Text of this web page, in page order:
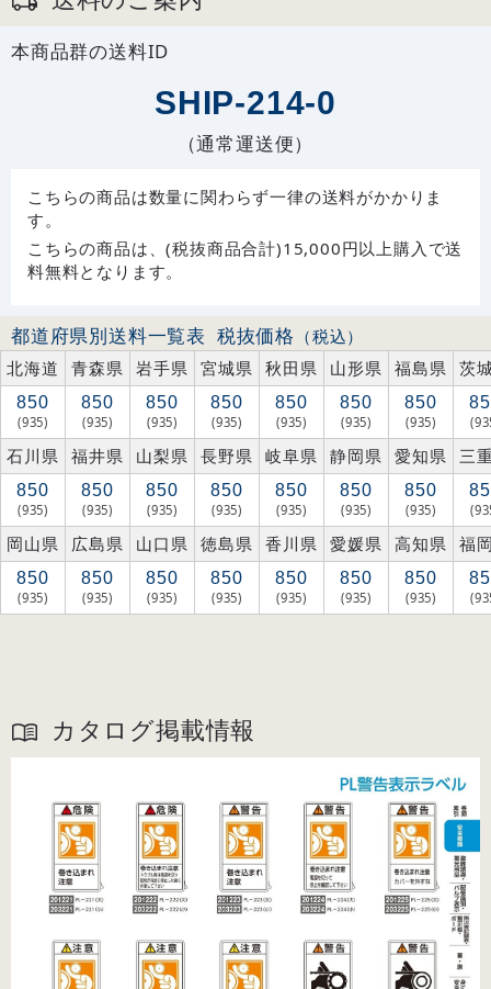
本商品群の送料ID
SHIP-214-0
（通常運送便）
こちらの商品は数量に関わらず一律の送料がかかりま
す。
こちらの商品は、(税抜商品合計)15,000円以上購入で送
料無料となります。
都道府県別送料一覧表 税抜価格 （税込）
北海道
青森県 岩手県 宮城県 秋田県 山形県 福島県 茨
850
(935)
850
(935)
850
(935)
850
(935)
850
(935)
850
(935)
850
(935)
石川県 福井県 山梨県 長野県 岐阜県 静岡県 愛知県 三
850
(935)
850
(935)
850
(935)
850
(935)
850
(935)
850
(935)
850
(935)
岡山県 広島県 山口県 徳島県 香川県 愛媛県 高知県 福
850
(935)
850
(935)
850
(935)
850
(935)
850
(935)
850
(935)
850
(935)
カタログ掲載情報